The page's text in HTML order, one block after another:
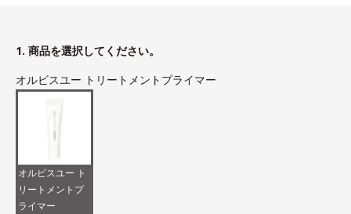
1. 商品を選択してください。
オルビスユー トリートメントプライマー
オルビスユー ト
リートメントプ
ライマー